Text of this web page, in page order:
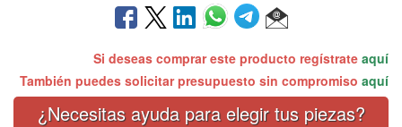
Si deseas comprar este producto regístrate aquí
También puedes solicitar presupuesto sin compromiso aquí
¿Necesitas ayuda para elegir tus piezas?